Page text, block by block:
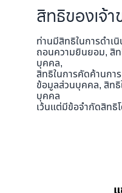
สิทธิของเจ้
ท่านมีสิทธิในการดำเ
ถอนความยินยอม, สิท
บุคคล,
สิทธิในการคัดค้านกา
ข้อมูลส่วนบุคคล, สิทธิ
บุคคล
เว้นแต่มีข้อจำกัดสิทธิ